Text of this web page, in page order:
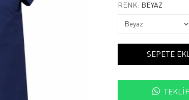
RENK: BEYAZ
SEPETE
TEKLIF